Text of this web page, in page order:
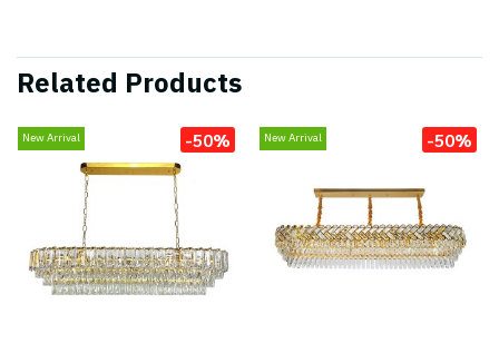
Related Products
New Arrival -50% New Arrival -50%